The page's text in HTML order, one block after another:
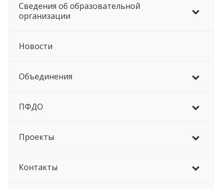
Сведения об образовательной
организации
Новости
Объединения
ПФДО
Проекты
Контакты